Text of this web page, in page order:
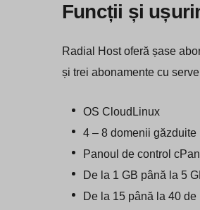
Funcții și
Radial Host oferă șase
și trei abonamente cu
OS CloudLinux
4 – 8 domenii găzduite
Panoul de control
De la 1 GB până la 5
De la 15 până la 40